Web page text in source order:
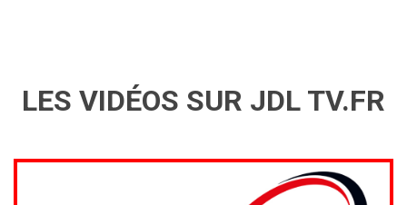
LES VIDÉOS SUR JDL TV.FR